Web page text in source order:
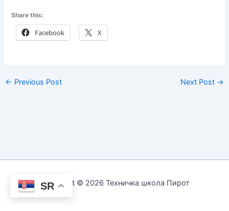
Share this:
Facebook X
← Previous Post Next Post →
Copyright © 2026 Техничка школа Пирот
SR